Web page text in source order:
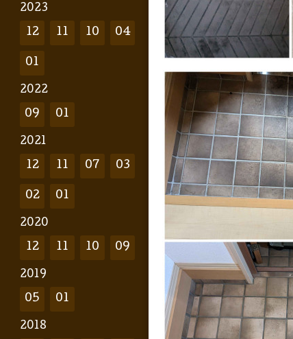
2023
12 11 10 04
01
2022
09 01
2021
12 11 07 03
02 01
2020
12 11 10 09
2019
05 01
2018